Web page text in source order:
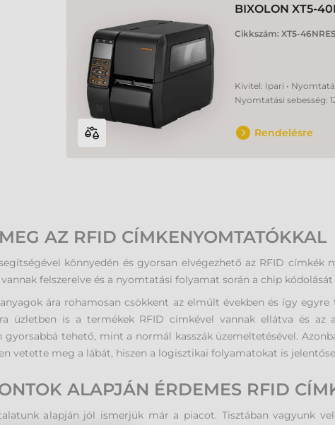
BIXOLON XT5-
Cikkszám: XT5-
Kivitel: Ipari •
Nyomtatási sebesség:
Rendelésre
AZ RFID CÍMKENYOMTATÓKKAL
könnyedén és gyorsan elvégezhető az RFID címkék
felszerelve és a nyomtatási folyamat során a chip kódolását
ára rohamosan csökkent az elmúlt években és így
üzletben is a termékek RFID címkével vannak ellátva és
gyorsabbá tehető, mint a normál kasszák üzemeltetésével.
vetette meg a lábát, hiszen a logisztikai folyamatokat is
ALAPJÁN ÉRDEMES RFID
alapján jól ismerjük már a piacot. Tisztában vagyunk